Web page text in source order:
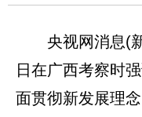
央视网消息(
日在广西考察时
面贯彻新发展理